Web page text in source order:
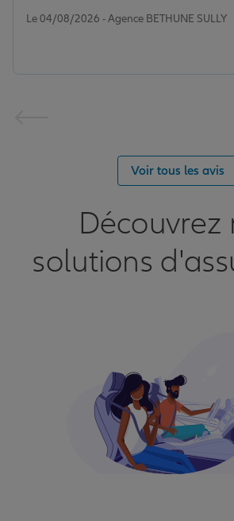
Le 04/08/2026 - Agence BETHUNE SULLY
Voir tous les avis
Découvrez
solutions